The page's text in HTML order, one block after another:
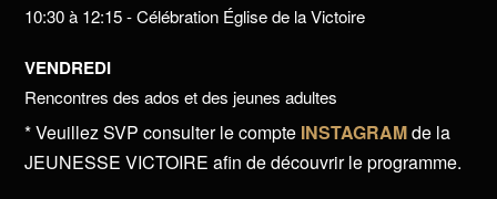
10:30 à 12:15 - Célébration Église de la Victoire
VENDREDI
Rencontres des ados et des jeunes adultes
* Veuillez SVP consulter le compte INSTAGRAMde la
JEUNESSE VICTOIRE afin de découvrir le programme.